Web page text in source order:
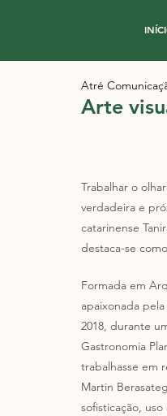
Arte
Atré
Trabalhar o
verdadeira e
catarinense
destaca-se
Formada em
apaixonada
2018, durante
Gastronomia
trabalhasse em
Martin
sofisticação,